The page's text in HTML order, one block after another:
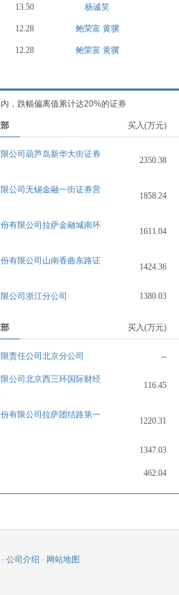
13.50 杨诚笑
12.28 鲍荣富 黄骥
12.28 鲍荣富 黄骥
，跌幅偏离值累计达20%的证券
买入(万元)
公司葫芦岛新华大街证券
2350.38
公司无锡金融一街证券营
1858.24
有限公司拉萨金融城南环
1611.04
有限公司山南香曲东路证
1424.36
公司浙江分公司 1380.03
买入(万元)
责任公司北京分公司 --
公司北京西三环国际财经
116.45
有限公司拉萨团结路第一
1220.31
1347.03
462.04
- 公司介绍 - 网站地图